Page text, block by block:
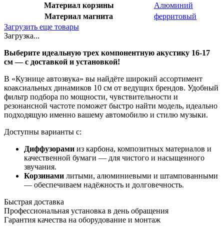
Материал корзины
Алюминий
Материал магнита
ферритовый
Загрузить еще товары
Загрузка...
Выберите идеальную трех компонентную акустику 16-17
см — с доставкой и установкой!
В «Кузнице автозвука» вы найдёте широкий ассортимент
коаксиальных динамиков 10 см от ведущих брендов. Удобный
фильтр подбора по мощности, чувствительности и
резонансной частоте поможет быстро найти модель, идеально
подходящую именно вашему автомобилю и стилю музыки.
Доступны варианты с:
Диффузорами из карбона, композитных материалов и
качественной бумаги — для чистого и насыщенного
звучания.
Корзинами литыми, алюминиевыми и штампованными
— обеспечиваем надёжность и долговечность.
Быстрая доставка
Профессиональная установка в день обращения
Гарантия качества на оборудование и монтаж